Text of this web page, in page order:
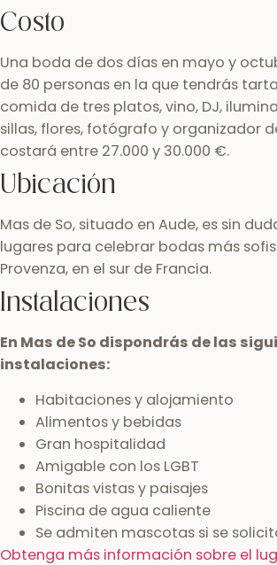
Costo
Una boda de dos días en mayo y
de 80 personas en la que tendrás
comida de tres platos, vino, DJ,
sillas, flores, fotógrafo y organizador
costará entre 27.000 y 30.000 €.
Ubicación
Mas de So, situado en Aude, es sin
lugares para celebrar bodas más
Provenza, en el sur de Francia.
Instalaciones
En Mas de So dispondrás de las
instalaciones:
Habitaciones y alojamiento
Alimentos y bebidas
Gran hospitalidad
Amigable con los LGBT
Bonitas vistas y paisajes
Piscina de agua caliente
Se admiten mascotas si se
Obtenga más información sobre el